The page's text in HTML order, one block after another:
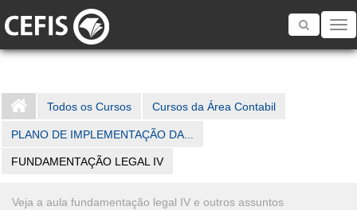
Toggle
Todos os Cursos Cursos da Área Contabil
PLANO DE IMPLEMENTAÇÃO DA...
FUNDAMENTAÇÃO LEGAL IV
Veja a aula fundamentação legal IV e outros assuntos